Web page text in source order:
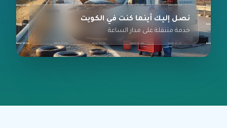
نصل إليك أينما كنت في الكويت
خدمة متنقلة على مدار الساعة